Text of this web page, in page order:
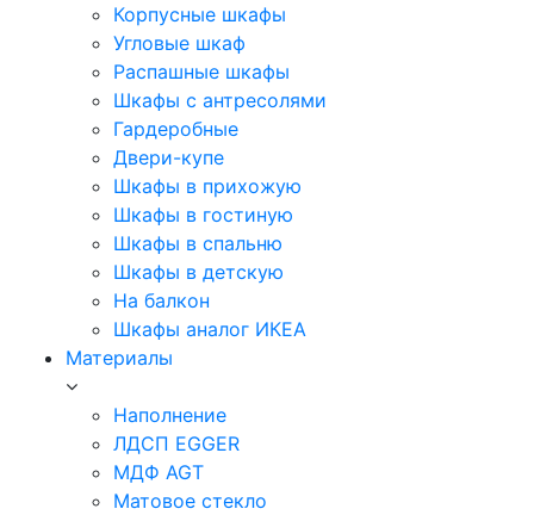
Корпусные шкафы
Угловые шкаф
Распашные шкафы
Шкафы с антресолями
Гардеробные
Двери-купе
Шкафы в прихожую
Шкафы в гостиную
Шкафы в спальню
Шкафы в детскую
На балкон
Шкафы аналог ИКЕА
Материалы
Наполнение
ЛДСП EGGER
МДФ AGT
Матовое стекло